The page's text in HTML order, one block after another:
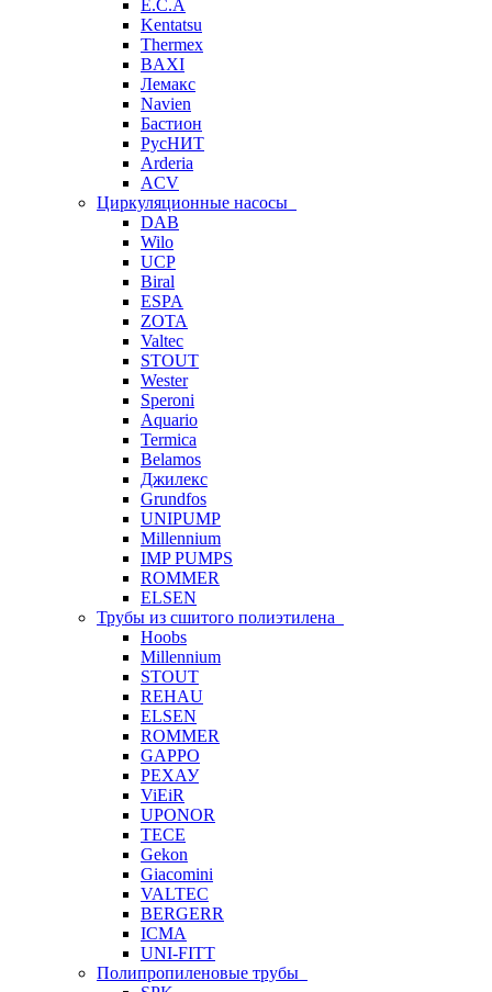
E.C.A
Kentatsu
Thermex
BAXI
Лемакс
Navien
Бастион
РусНИТ
Arderia
ACV
Циркуляционные насосы
DAB
Wilo
UCP
Biral
ESPA
ZOTA
Valtec
STOUT
Wester
Speroni
Aquario
Termica
Belamos
Джилекс
Grundfos
UNIPUMP
Millennium
IMP PUMPS
ROMMER
ELSEN
Трубы из сшитого полиэтилена
Hoobs
Millennium
STOUT
REHAU
ELSEN
ROMMER
GAPPO
РЕХАУ
ViEiR
UPONOR
TECE
Gekon
Giacomini
VALTEC
BERGERR
ICMA
UNI-FITT
Полипропиленовые трубы